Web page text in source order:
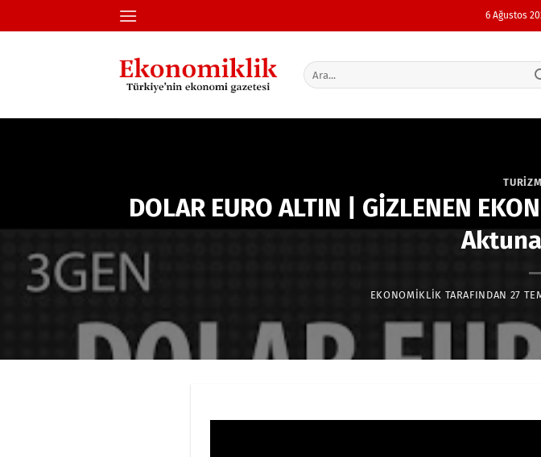
atla
6 Ağustos
DOLAR EURO ALTIN | GİZLENEN
EKONOMIKLIK TARAFINDAN 27